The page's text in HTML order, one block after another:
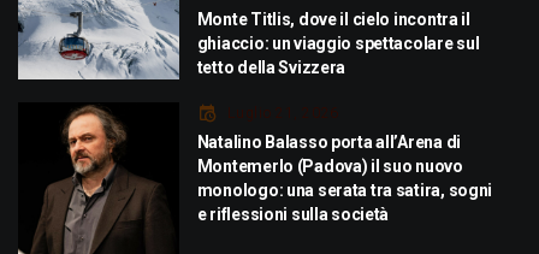
Monte Titlis, dove il cielo incontra il
ghiaccio: un viaggio spettacolare sul
tetto della Svizzera
Luglio 21, 2026
Natalino Balasso porta all’Arena di
Montemerlo (Padova) il suo nuovo
monologo: una serata tra satira, sogni
e riflessioni sulla società